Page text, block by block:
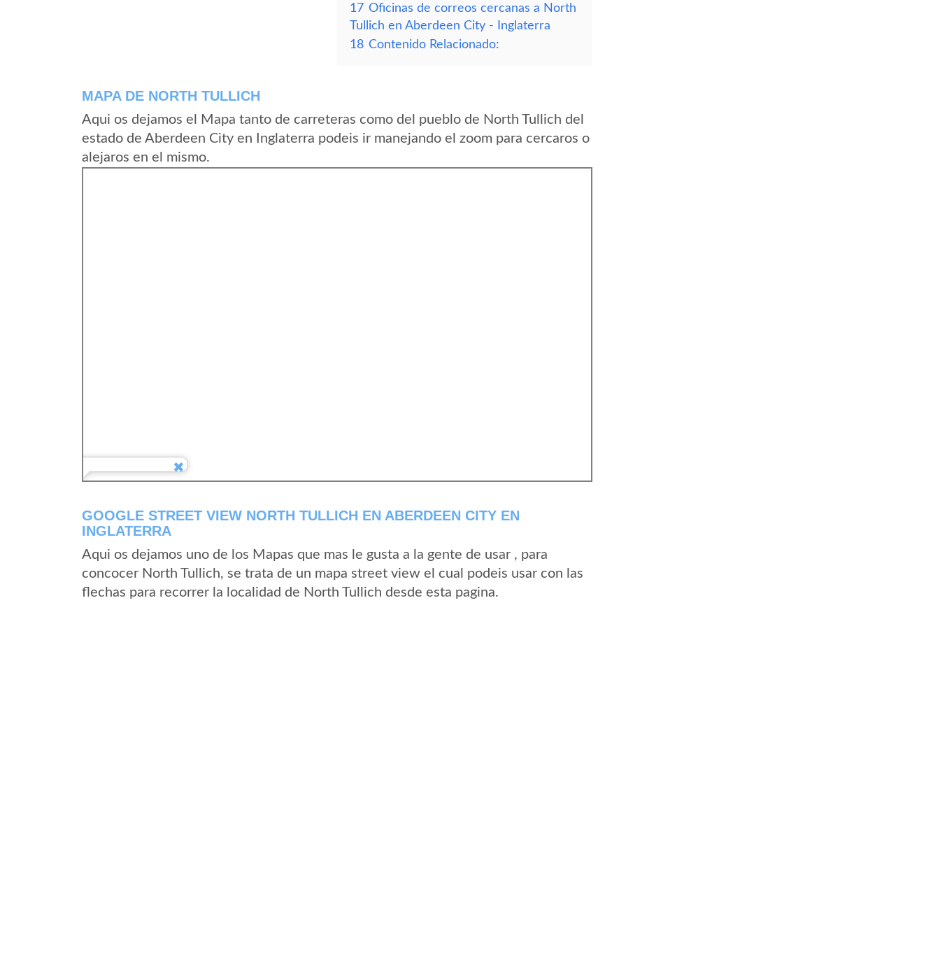
17 Oficinas de correos cercanas a North
Tullich en Aberdeen City - Inglaterra
18 Contenido Relacionado:
MAPA DE NORTH TULLICH
Aqui os dejamos el Mapa tanto de carreteras como del pueblo de North Tullich del
estado de Aberdeen City en Inglaterra podeis ir manejando el zoom para cercaros o
alejaros en el mismo.
GOOGLE STREET VIEW NORTH TULLICH EN ABERDEEN CITY EN
INGLATERRA
Aqui os dejamos uno de los Mapas que mas le gusta a la gente de usar , para
concocer North Tullich, se trata de un mapa street view el cual podeis usar con las
flechas para recorrer la localidad de North Tullich desde esta pagina.